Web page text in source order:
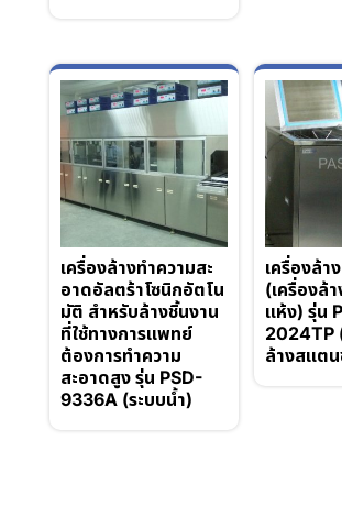
เครื่องล้างทำความสะ
อาดอัลตร้าโซนิกอัตโน
มัติ สำหรับล้างชิ้นงาน
ที่ใช้ทางการแพทย์
ต้องการทำความ
สะอาดสูง รุ่น PSD-
9336A (ระบบน้ำ)
เครื่องล้า
(เครื่องล้
แห้ง) รุ่น
2024TP
ล้างสแต